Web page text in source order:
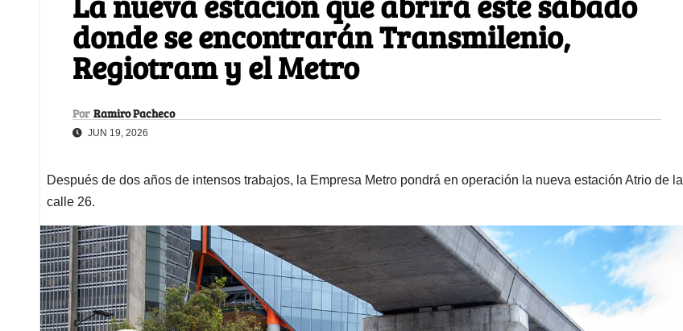
donde se encontrarán Transmilenio,
Regiotram y el Metro
Por Ramiro Pacheco
JUN 19, 2026
Después de dos años de intensos trabajos, la Empresa Metro pondrá en operación la nueva estación Atrio de la
calle 26.